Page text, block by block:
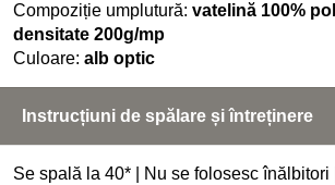
Compoziție umplutură: vatelină 100%
densitate 200g/mp
Culoare: alb optic
Instrucțiuni de spălare și întreținere
Se spală la 40* | Nu se folosesc înălbitori